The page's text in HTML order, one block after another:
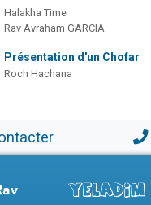
Halakha Time
Rav Avraham GARCIA
Présentation d'un Chofar
Roch Hachana